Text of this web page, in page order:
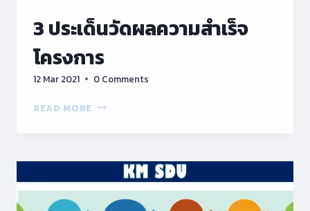
3 ประเด็นวัดผลความสำเร็จ
โครงการ
12 Mar 2021 0 Comments
READ MORE 3
สำเร็จ
โครงการ